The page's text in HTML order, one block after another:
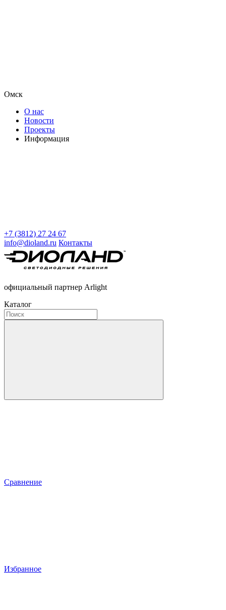
Омск
О нас
Новости
Проекты
Информация
+7 (3812) 27 24 67
info@dioland.ru Контакты
официальный партнер Arlight
Каталог
Сравнение
Избранное